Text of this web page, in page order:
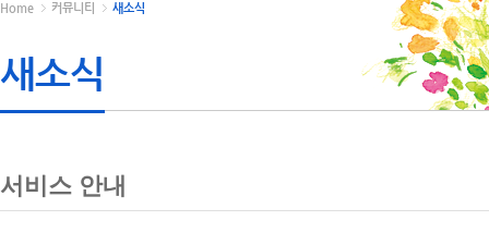
Home 커뮤니티 새소식
새소식
서비스 안내